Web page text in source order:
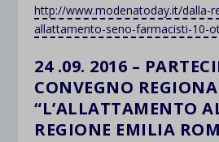
http://www.modenatoday.it/dalla-
allattamento-seno-farmacisti-10-
24 .09. 2016 –
CONVEGNO
“L’ALLATTAMENTO
REGIONE EMILIA